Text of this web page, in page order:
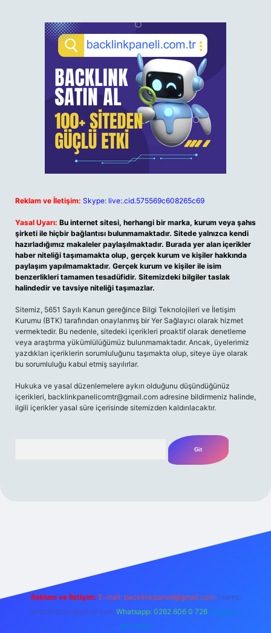
Reklam ve İletişim: Skype: live:.cid.575569c608265c69
Yasal Uyarı: Bu internet sitesi, herhangi bir marka, kurum veya şahıs
şirketi ile hiçbir bağlantısı bulunmamaktadır. Sitede yalnızca kendi
hazırladığımız makaleler paylaşılmaktadır. Burada yer alan içerikler
haber niteliği taşımamakta olup, gerçek kurum ve kişiler hakkında
paylaşım yapılmamaktadır. Gerçek kurum ve kişiler ile isim
benzerlikleri tamamen tesadüfidir. Sitemizdeki bilgiler taslak
halindedir ve tavsiye niteliği taşımazlar.
Sitemiz, 5651 Sayılı Kanun gereğince Bilgi Teknolojileri ve İletişim
Kurumu (BTK) tarafından onaylanmış bir Yer Sağlayıcı olarak hizmet
vermektedir. Bu nedenle, sitedeki içerikleri proaktif olarak denetleme
veya araştırma yükümlülüğümüz bulunmamaktadır. Ancak, üyelerimiz
yazdıkları içeriklerin sorumluluğunu taşımakta olup, siteye üye olarak
bu sorumluluğu kabul etmiş sayılırlar.
Hukuka ve yasal düzenlemelere aykırı olduğunu düşündüğünüz
içerikleri, backlinkpanelicomtr@gmail.com adresine bildirmeniz halinde,
ilgili içerikler yasal süre içerisinde sitemizden kaldırılacaktır.
Reklam ve İletişim: E-mail: backlinkpaneli@gmail.com Teams:
forumhizmeti@gmail.com Whatsapp: 0262 606 0 726 Telegram:
@karabul